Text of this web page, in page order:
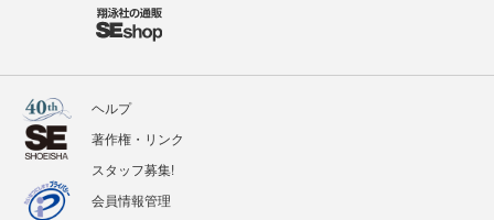
ヘルプ
著作権・リンク
スタッフ募集!
会員情報管理